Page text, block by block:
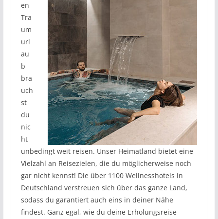
en
Tra
um
url
au
b
bra
uch
st
du
nic
ht
unbedingt weit reisen. Unser Heimatland bietet eine
Vielzahl an Reisezielen, die du möglicherweise noch
gar nicht kennst! Die über 1100 Wellnesshotels in
Deutschland verstreuen sich über das ganze Land,
sodass du garantiert auch eins in deiner Nähe
findest. Ganz egal, wie du deine Erholungsreise